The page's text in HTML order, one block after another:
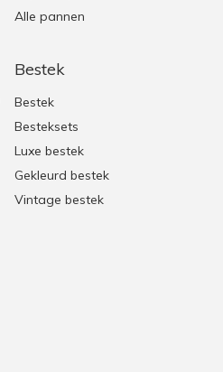
Alle pannen
Bestek
Bestek
Besteksets
Luxe bestek
Gekleurd bestek
Vintage bestek